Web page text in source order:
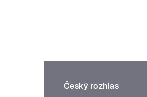
Český rozhlas